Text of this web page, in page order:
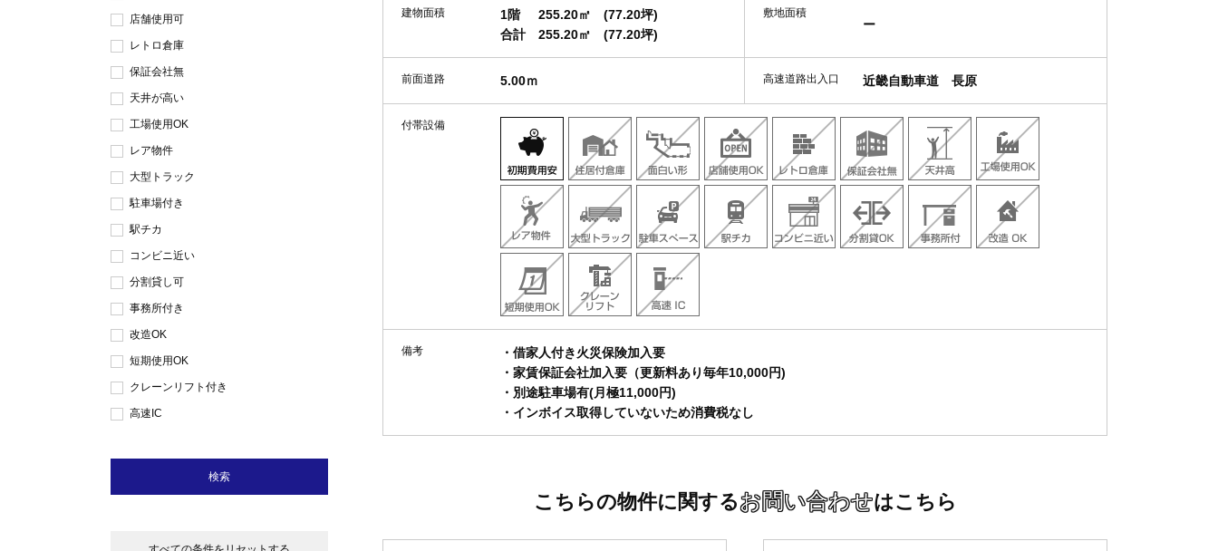
建物面積 1階 255.20㎡
(77.20坪)
合計
255.20㎡ (77.20坪)
敷地面積
ー
前面道路 5.00ｍ 高速道路出入口 近畿自動車道 長原
付帯設備
備考
・借家人付き火災保険加入要
・家賃保証会社加入要（更新料あり毎年10,000円)
・別途駐車場有(月極11,000円)
・インボイス取得していないため消費税なし
こちらの物件に関するお問い合わせはこちら
店舗使用可
レトロ倉庫
保証会社無
天井が高い
工場使用OK
レア物件
大型トラック
駐車場付き
駅チカ
コンビニ近い
分割貸し可
事務所付き
改造OK
短期使用OK
クレーンリフト付き
高速IC
検索